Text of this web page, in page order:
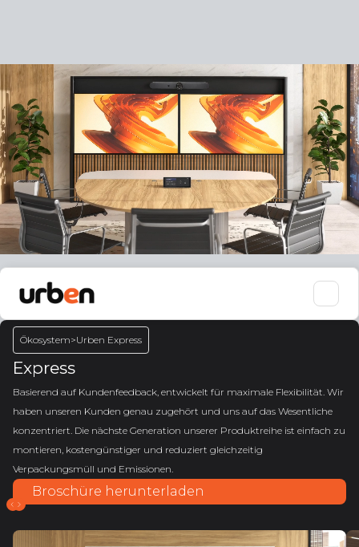
Ökosystem>Urben Express
Express
Basierend auf Kundenfeedback, entwickelt für maximale Flexibilität. Wir
haben unseren Kunden genau zugehört und uns auf das Wesentliche
konzentriert. Die nächste Generation unserer Produktreihe ist einfach zu
montieren, kostengünstiger und reduziert gleichzeitig
Verpackungsmüll und Emissionen.
Broschüre herunterladen